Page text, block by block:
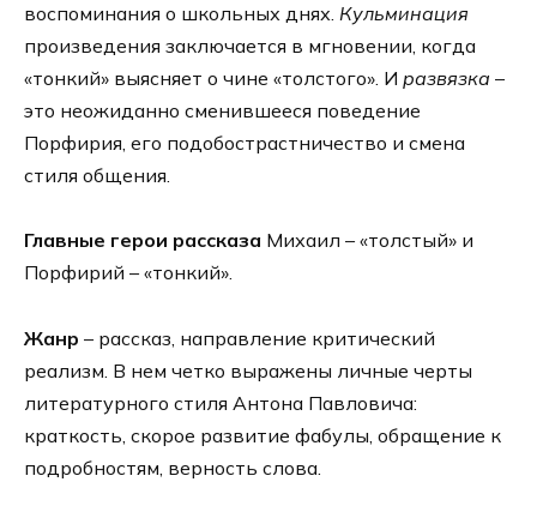
воспоминания о школьных днях. Кульминация
произведения заключается в мгновении, когда
«тонкий» выясняет о чине «толстого». И развязка –
это неожиданно сменившееся поведение
Порфирия, его подобострастничество и смена
стиля общения.
Главные герои рассказа Михаил – «толстый» и
Порфирий – «тонкий».
Жанр – рассказ, направление критический
реализм. В нем четко выражены личные черты
литературного стиля Антона Павловича:
краткость, скорое развитие фабулы, обращение к
подробностям, верность слова.